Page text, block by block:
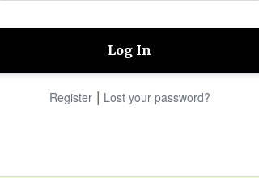
Register| Lost your password?